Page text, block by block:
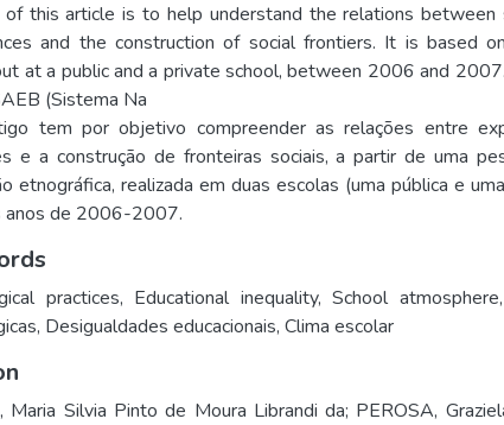
of this article is to help understand the relations between
and the construction of social frontiers. It is based
at a public and a private school, between 2006 and
(Sistema Na
tem por objetivo compreender as relações entre
e a construção de fronteiras sociais, a partir de uma
etnográfica, realizada em duas escolas (uma pública e
anos de 2006-2007.
practices, Educational inequality, School atmosphere,
, Desigualdades educacionais, Clima escolar
Maria Silvia Pinto de Moura Librandi da; PEROSA,